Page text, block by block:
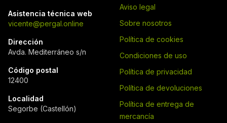
Asistencia técnica web
vicente@pergal.online
Dirección
Avda. Mediterráneo s/n
Código postal
12400
Localidad
Segorbe (Castellón)
Aviso legal
Sobre nosotros
Política de cookies
Condiciones de uso
Política de privacidad
Política de devoluciones
Política de entrega de
mercancía